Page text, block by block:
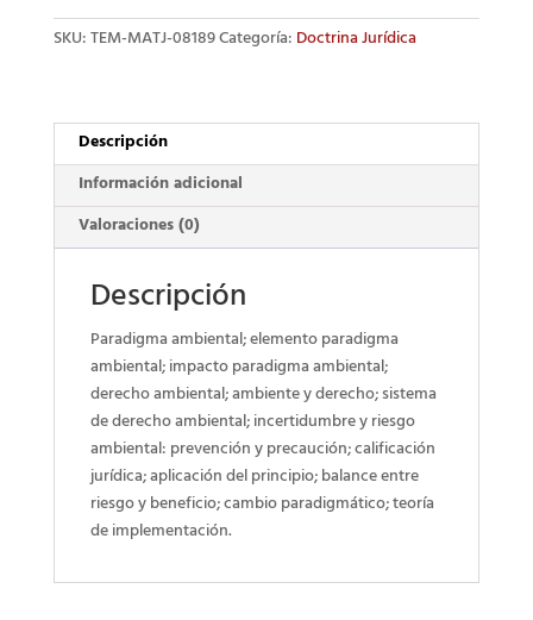
Ambiental
cantidad
SKU:TEM-MATJ-08189Categoría:Doctrina Jurídica
Descripción
Información adicional
Valoraciones (0)
Descripción
Paradigma ambiental; elemento paradigma
ambiental; impacto paradigma ambiental;
derecho ambiental; ambiente y derecho; sistema
de derecho ambiental; incertidumbre y riesgo
ambiental: prevención y precaución; calificación
jurídica; aplicación del principio; balance entre
riesgo y beneficio; cambio paradigmático; teoría
de implementación.